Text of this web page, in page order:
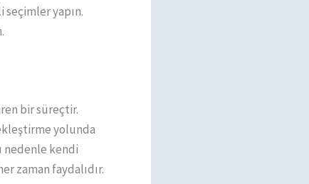
yapın.
bir süreçtir.
yolunda
nedenle kendi
zaman faydalıdır.